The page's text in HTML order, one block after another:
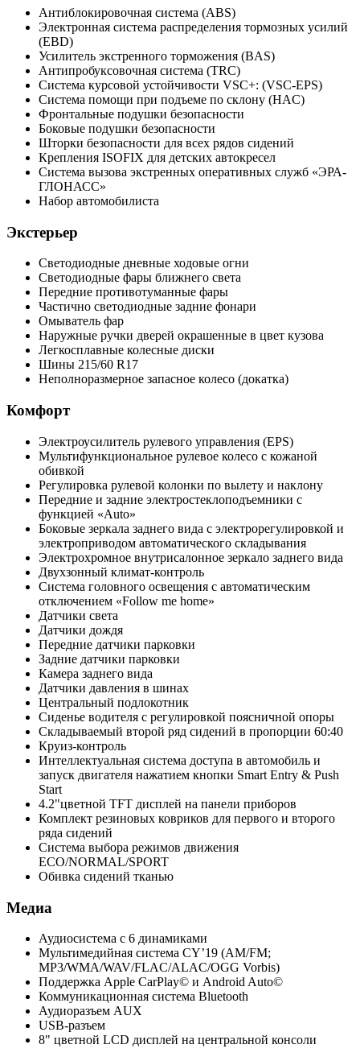
Антиблокировочная система (ABS)
Электронная система распределения тормозных усилий
(EBD)
Усилитель экстренного торможения (BAS)
Антипробуксовочная система (TRC)
Система курсовой устойчивости VSC+: (VSC-EPS)
Система помощи при подъеме по склону (HAC)
Фронтальные подушки безопасности
Боковые подушки безопасности
Шторки безопасности для всех рядов сидений
Крепления ISOFIX для детских автокресел
Система вызова экстренных оперативных служб «ЭРА-
ГЛОНАСС»
Набор автомобилиста
Экстерьер
Светодиодные дневные ходовые огни
Светодиодные фары ближнего света
Передние противотуманные фары
Частично светодиодные задние фонари
Омыватель фар
Наружные ручки дверей окрашенные в цвет кузова
Легкосплавные колесные диски
Шины 215/60 R17
Неполноразмерное запасное колесо (докатка)
Комфорт
Электроусилитель рулевого управления (EPS)
Мультифункциональное рулевое колесо с кожаной
обивкой
Регулировка рулевой колонки по вылету и наклону
Передние и задние электростеклоподъемники с
функцией «Auto»
Боковые зеркала заднего вида с электрорегулировкой и
электроприводом автоматического складывания
Электрохромное внутрисалонное зеркало заднего вида
Двухзонный климат-контроль
Система головного освещения с автоматическим
отключением «Follow me home»
Датчики света
Датчики дождя
Передние датчики парковки
Задние датчики парковки
Камера заднего вида
Датчики давления в шинах
Центральный подлокотник
Сиденье водителя с регулировкой поясничной опоры
Складываемый второй ряд сидений в пропорции 60:40
Круиз-контроль
Интеллектуальная система доступа в автомобиль и
запуск двигателя нажатием кнопки Smart Entry & Push
Start
4.2"цветной TFT дисплей на панели приборов
Комплект резиновых ковриков для первого и второго
ряда сидений
Система выбора режимов движения
ECO/NORMAL/SPORT
Обивка сидений тканью
Медиа
Аудиосистема с 6 динамиками
Мультимедийная система CY’19 (AM/FM;
MP3/WMA/WAV/FLAC/ALAC/OGG Vorbis)
Поддержка Apple CarPlay© и Android Auto©
Коммуникационная система Bluetooth
Аудиоразъем AUX
USB-разъем
8" цветной LCD дисплей на центральной консоли